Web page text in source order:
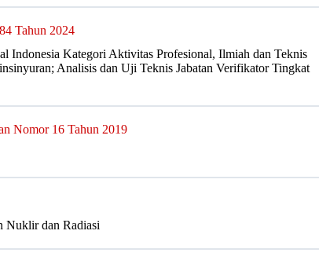
Tahun 2024
Indonesia Kategori Aktivitas Profesional, Ilmiah dan Teknis
Analisis dan Uji Teknis Jabatan Verifikator Tingkat
Nomor 16 Tahun 2019
Nuklir dan Radiasi